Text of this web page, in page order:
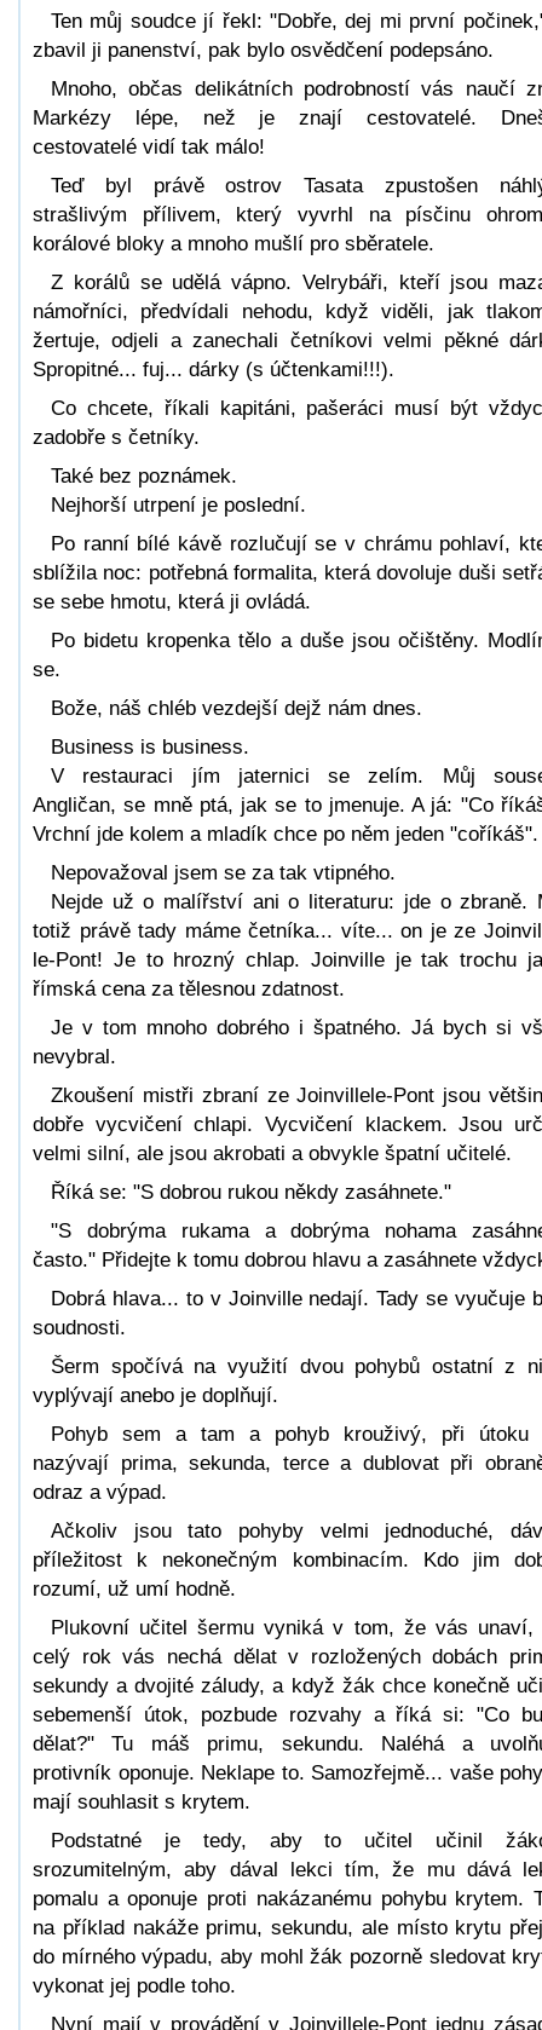
Ten můj soudce jí řekl: "Dobře, dej mi první
zbavil ji panenství, pak bylo osvědčení podepsáno.
Mnoho, občas delikátních podrobností vás naučí
Markézy lépe, než je znají cestovatelé.
cestovatelé vidí tak málo!
Teď byl právě ostrov Tasata zpustošen
strašlivým přílivem, který vyvrhl na písčinu
korálové bloky a mnoho mušlí pro sběratele.
Z korálů se udělá vápno. Velrybáři, kteří jsou
námořníci, předvídali nehodu, když viděli, jak
žertuje, odjeli a zanechali četníkovi velmi pěkné
Spropitné... fuj... dárky (s účtenkami!!!).
Co chcete, říkali kapitáni, pašeráci musí být
zadobře s četníky.
Také bez poznámek.
Nejhorší utrpení je poslední.
Po ranní bílé kávě rozlučují se v chrámu pohlaví,
sblížila noc: potřebná formalita, která dovoluje duši
se sebe hmotu, která ji ovládá.
Po bidetu kropenka tělo a duše jsou očištěny.
se.
Bože, náš chléb vezdejší dejž nám dnes.
Business is business.
V restauraci jím jaternici se zelím. Můj
Angličan, se mně ptá, jak se to jmenuje. A já: "Co
Vrchní jde kolem a mladík chce po něm jeden "coříkáš".
Nepovažoval jsem se za tak vtipného.
Nejde už o malířství ani o literaturu: jde o zbraně.
totiž právě tady máme četníka... víte... on je ze
le-Pont! Je to hrozný chlap. Joinville je tak trochu
římská cena za tělesnou zdatnost.
Je v tom mnoho dobrého i špatného. Já bych si
nevybral.
Zkoušení mistři zbraní ze Joinvillele-Pont jsou
dobře vycvičení chlapi. Vycvičení klackem. Jsou
velmi silní, ale jsou akrobati a obvykle špatní učitelé.
Říká se: "S dobrou rukou někdy zasáhnete."
"S dobrýma rukama a dobrýma nohama
často." Přidejte k tomu dobrou hlavu a zasáhnete
Dobrá hlava... to v Joinville nedají. Tady se vyučuje
soudnosti.
Šerm spočívá na využití dvou pohybů ostatní z
vyplývají anebo je doplňují.
Pohyb sem a tam a pohyb krouživý, při útoku
nazývají prima, sekunda, terce a dublovat při
odraz a výpad.
Ačkoliv jsou tato pohyby velmi jednoduché,
příležitost k nekonečným kombinacím. Kdo jim
rozumí, už umí hodně.
Plukovní učitel šermu vyniká v tom, že vás unaví,
celý rok vás nechá dělat v rozložených dobách
sekundy a dvojité záludy, a když žák chce konečně
sebemenší útok, pozbude rozvahy a říká si: "Co
dělat?" Tu máš primu, sekundu. Naléhá a
protivník oponuje. Neklape to. Samozřejmě... vaše
mají souhlasit s krytem.
Podstatné je tedy, aby to učitel učinil
srozumitelným, aby dával lekci tím, že mu dává
pomalu a oponuje proti nakázanému pohybu krytem.
na příklad nakáže primu, sekundu, ale místo krytu
do mírného výpadu, aby mohl žák pozorně sledovat
vykonat jej podle toho.
Nyní mají v provádění v Joinvillele-Pont jednu